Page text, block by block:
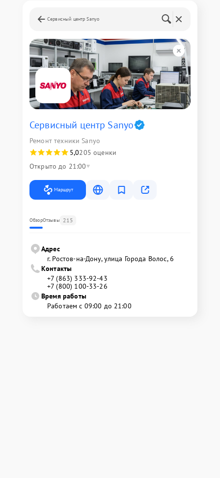
Сервисный центр Sanyo
Сервисный центр Sanyo
Ремонт техники Sanyo
5,0205 оценки
Открыто до 21:00
Маршрут
ОбзорОтзывы 215
Адрес
г. Ростов-на-Дону, улица Города Волос, 6
Контакты
+7 (863) 333-92-43
+7 (800) 100-33-26
Время работы
Работаем с 09:00 до 21:00